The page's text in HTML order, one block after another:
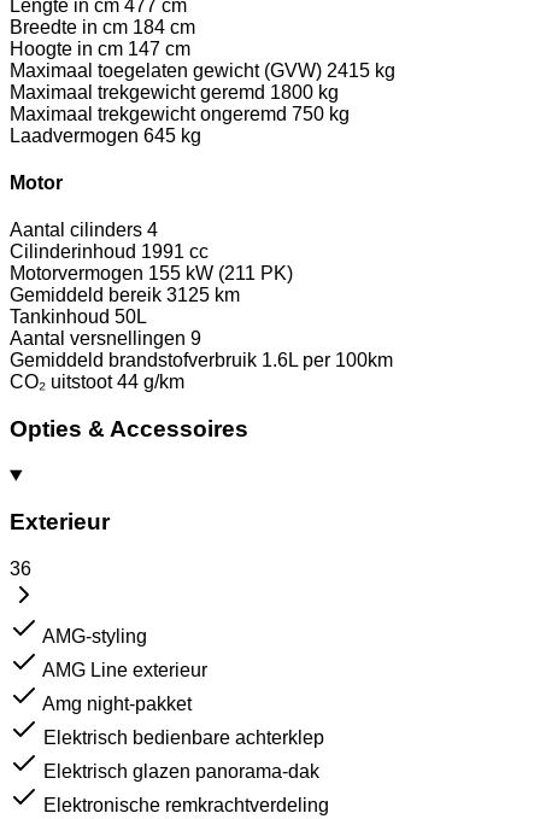
Lengte in cm 477 cm
Breedte in cm 184 cm
Hoogte in cm 147 cm
Maximaal toegelaten gewicht (GVW) 2415 kg
Maximaal trekgewicht geremd 1800 kg
Maximaal trekgewicht ongeremd 750 kg
Laadvermogen 645 kg
Motor
Aantal cilinders 4
Cilinderinhoud 1991 cc
Motorvermogen 155 kW (211 PK)
Gemiddeld bereik 3125 km
Tankinhoud 50L
Aantal versnellingen 9
Gemiddeld brandstofverbruik 1.6L per 100km
CO₂ uitstoot 44 g/km
Opties & Accessoires
Exterieur
36
AMG-styling
AMG Line exterieur
Amg night-pakket
Elektrisch bedienbare achterklep
Elektrisch glazen panorama-dak
Elektronische remkrachtverdeling